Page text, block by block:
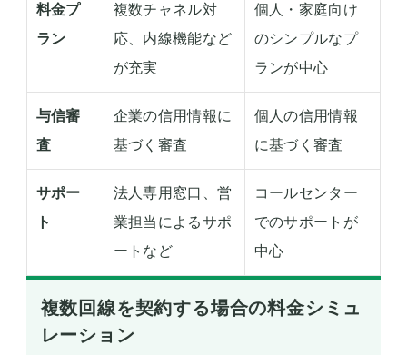
料金プ
ラン
複数チャネル対
応、内線機能など
が充実
個人・家庭向け
のシンプルなプ
ランが中心
与信審
査
企業の信用情報に
基づく審査
個人の信用情報
に基づく審査
サポー
ト
法人専用窓口、営
業担当によるサポ
ートなど
コールセンター
でのサポートが
中心
複数回線を契約する場合の料金シミュ
レーション